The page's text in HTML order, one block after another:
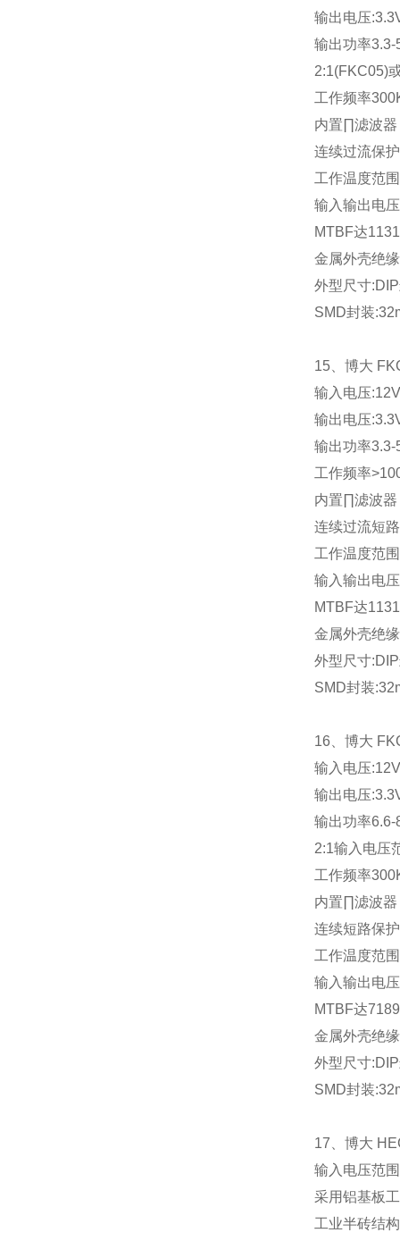
输出电压
输出功率3.3-
2:1(FKC05)
工作频率
内置∏滤波器
连续过流保护
工作温度范围
输入输出电压
MTBF达
金属外壳绝
外型尺寸:DIP
SMD封装
15、博大
输入电压
输出电压
输出功率3.3-
工作频率
内置∏滤波器
连续过流短
工作温度范围
输入输出电压
MTBF达
金属外壳绝
外型尺寸:DIP
SMD封装
16 、博大
输入电压
输出电压
输出功率6.6-
2:1输入电压
工作频率
内置∏滤波器
连续短路保护
工作温度范围
输入输出电压
MTBF达
金属外壳绝
外型尺寸:DIP
SMD封装
17 、博大
输入电压范围
采用铝基板
工业半砖结构